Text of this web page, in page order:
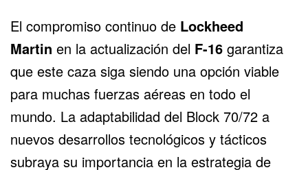
El compromiso continuo de Lockheed
Martin en la actualización del F-16 garantiza
que este caza siga siendo una opción viable
para muchas fuerzas aéreas en todo el
mundo. La adaptabilidad del Block 70/72 a
nuevos desarrollos tecnológicos y tácticos
subraya su importancia en la estrategia de